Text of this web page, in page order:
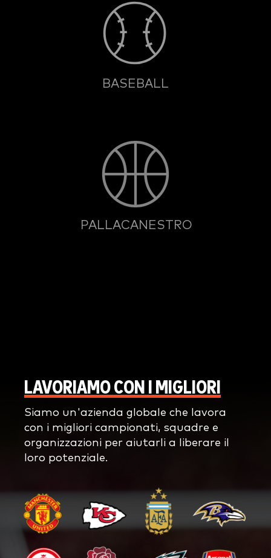
BASEBALL
PALLACANESTRO
LAVORIAMO CON I MIGLIORI
Siamo un'azienda globale che lavora
con i migliori campionati, squadre e
organizzazioni per aiutarli a liberare il
loro potenziale.